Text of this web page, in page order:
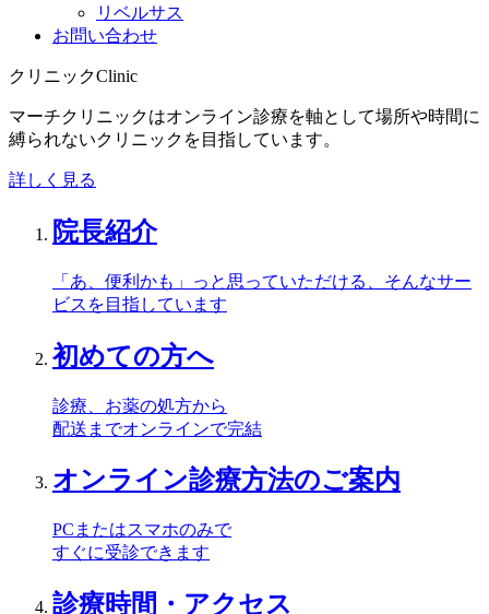
リベルサス
お問い合わせ
クリニックClinic
マーチクリニックはオンライン診療を軸として場所や時間に
縛られないクリニックを目指しています。
詳しく見る
院長紹介
「あ、便利かも」っと思っていただける、そんなサー
ビスを目指しています
初めての方へ
診療、お薬の処方から
配送までオンラインで完結
オンライン診療方法のご案内
PCまたはスマホのみで
すぐに受診できます
診療時間・アクセス